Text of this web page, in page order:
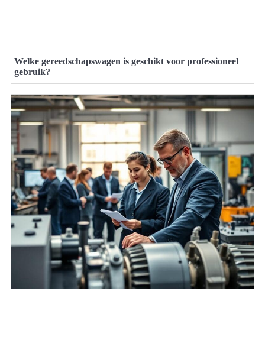
Welke gereedschapswagen is geschikt voor professioneel
gebruik?